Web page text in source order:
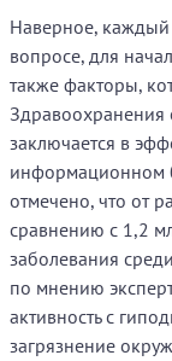
Наверное, каждый
вопросе, для
также факторы,
Здравоохранения
заключается в
информационном
отмечено, что от
сравнению с 1,2
заболевания
по мнению
активность с
загрязнение